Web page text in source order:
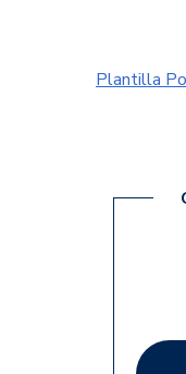
Los equipos
conformarse
siete
interactúan
A través de la
al Data
proyectos y los
Plantilla